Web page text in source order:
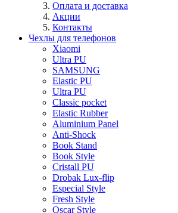
Оплата и доставка
Акции
Контакты
Чехлы для телефонов
Xiaomi
Ultra PU
SAMSUNG
Elastic PU
Ultra PU
Classic pocket
Elastic Rubber
Aluminium Panel
Anti-Shock
Book Stand
Book Style
Cristall PU
Drobak Lux-flip
Especial Style
Fresh Style
Oscar Style